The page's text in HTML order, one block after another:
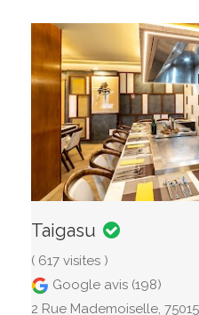
Taigasu
( 617 visites )
Google avis (198)
2 Rue Mademoiselle,